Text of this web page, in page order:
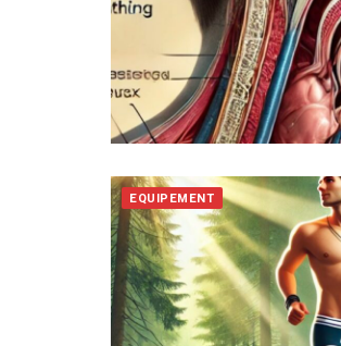
EQUIPEMENT